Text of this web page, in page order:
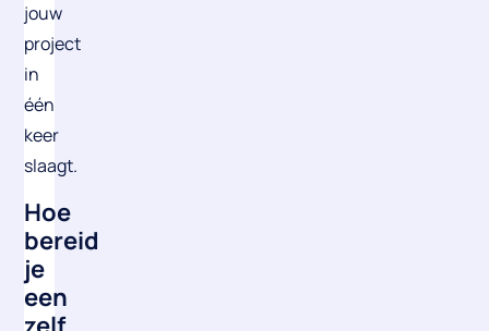
jouw
project
in
één
keer
slaagt.
Hoe
bereid
je
een